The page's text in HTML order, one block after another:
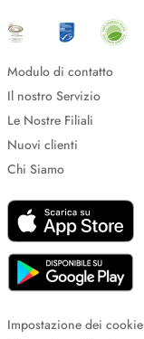
Modulo di contatto
Il nostro Servizio
Le Nostre Filiali
Nuovi clienti
Chi Siamo
Impostazione dei cookie